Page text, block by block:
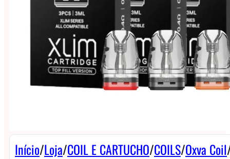
Início/Loja/COIL E CARTUCHO/COILS/Oxva Coil